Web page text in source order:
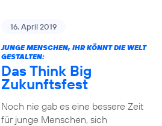
16. April 2019
JUNGE MENSCHEN, IHR KÖNNT DIE WELT
GESTALTEN:
Das Think Big
Zukunftsfest
Noch nie gab es eine bessere Zeit
für junge Menschen, sich